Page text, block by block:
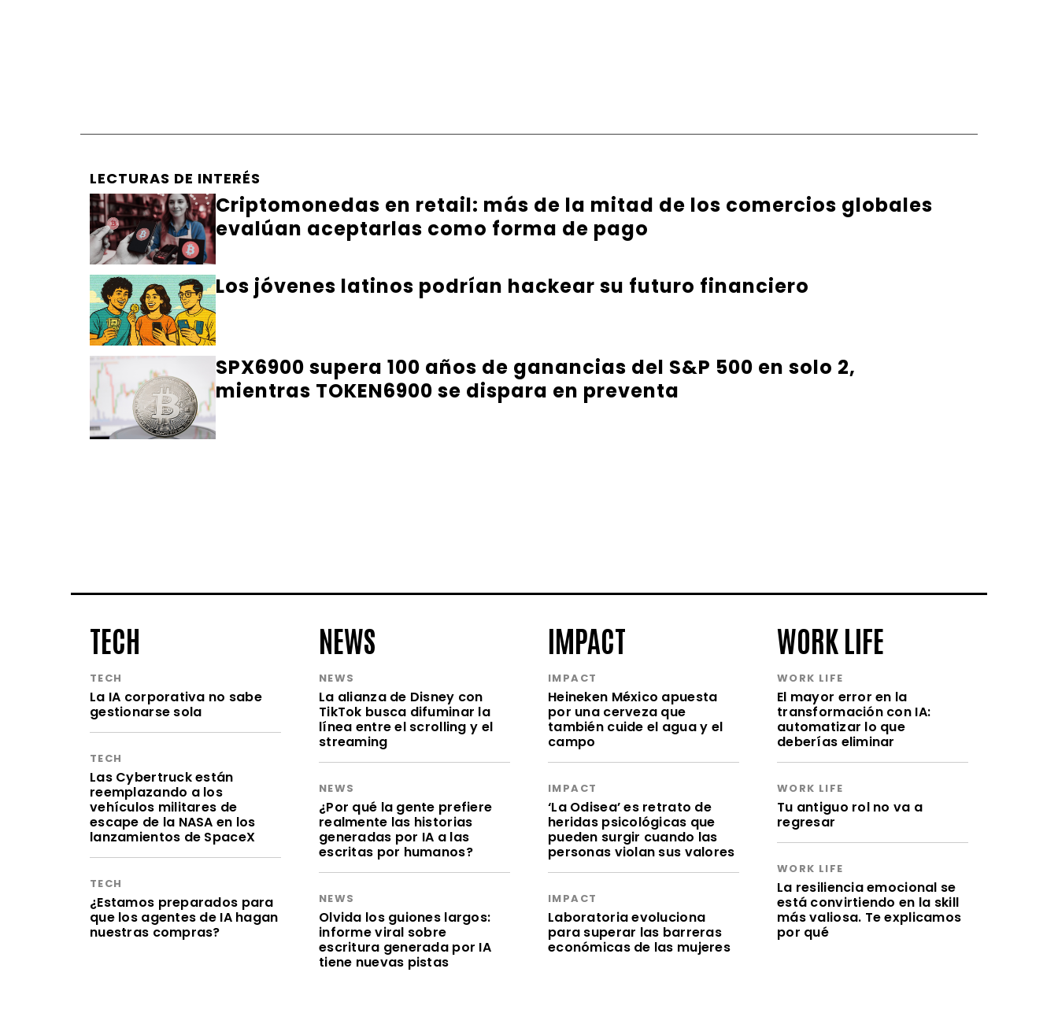
LECTURAS DE INTERÉS
Criptomonedas en retail: más de la mitad de los comercios globales
evalúan aceptarlas como forma de pago
Los jóvenes latinos podrían hackear su futuro financiero
SPX6900 supera 100 años de ganancias del S&P 500 en solo 2,
mientras TOKEN6900 se dispara en preventa
TECH
TECH
La IA corporativa no sabe
gestionarse sola
TECH
Las Cybertruck están
reemplazando a los
vehículos militares de
escape de la NASA en los
lanzamientos de SpaceX
TECH
¿Estamos preparados para
que los agentes de IA hagan
nuestras compras?
NEWS
NEWS
La alianza de Disney con
TikTok busca difuminar la
línea entre el scrolling y el
streaming
NEWS
¿Por qué la gente prefiere
realmente las historias
generadas por IA a las
escritas por humanos?
NEWS
Olvida los guiones largos:
informe viral sobre
escritura generada por IA
tiene nuevas pistas
IMPACT
IMPACT
Heineken México apuesta
por una cerveza que
también cuide el agua y el
campo
IMPACT
‘La Odisea’ es retrato de
heridas psicológicas que
pueden surgir cuando las
personas violan sus valores
IMPACT
Laboratoria evoluciona
para superar las barreras
económicas de las mujeres
WORK LIFE
WORK LIFE
El mayor error en la
transformación con IA:
automatizar lo que
deberías eliminar
WORK LIFE
Tu antiguo rol no va a
regresar
WORK LIFE
La resiliencia emocional se
está convirtiendo en la skill
más valiosa. Te explicamos
por qué